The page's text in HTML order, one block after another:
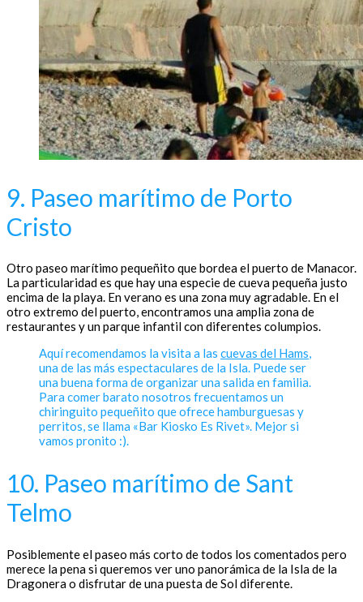
9. Paseo marítimo de Porto
Cristo
Otro paseo marítimo pequeñito que bordea el puerto de Manacor.
La particularidad es que hay una especie de cueva pequeña justo
encima de la playa. En verano es una zona muy agradable. En el
otro extremo del puerto, encontramos una amplia zona de
restaurantes y un parque infantil con diferentes columpios.
Aquí recomendamos la visita a las cuevas del Hams,
una de las más espectaculares de la Isla. Puede ser
una buena forma de organizar una salida en familia.
Para comer barato nosotros frecuentamos un
chiringuito pequeñito que ofrece hamburguesas y
perritos, se llama «Bar Kiosko Es Rivet». Mejor si
vamos pronito :).
10. Paseo marítimo de Sant
Telmo
Posiblemente el paseo más corto de todos los comentados pero
merece la pena si queremos ver uno panorámica de la Isla de la
Dragonera o disfrutar de una puesta de Sol diferente.